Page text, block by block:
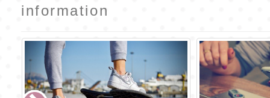
術」招生海
information